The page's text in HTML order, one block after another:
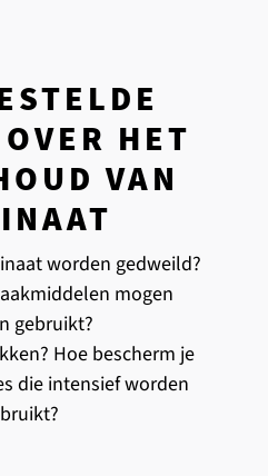
HET
VAN
worden gedweild?
mogen
gebruikt?
Hoe bescherm je
die intensief worden